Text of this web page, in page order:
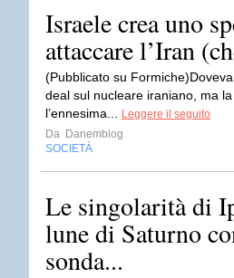
Israele crea uno
attaccare l’Iran
(Pubblicato su
deal sul nucleare iraniano, ma
l’ennesima...
Leggere il seguito
Da Danemblog
SOCIETÀ
Le singolarità di
lune di Saturno
sonda...